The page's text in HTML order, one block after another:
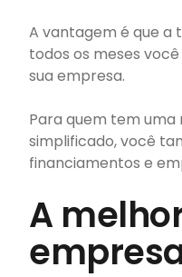
A vantagem é que a
todos os meses
sua empresa.
Para quem tem uma
simplificado, você
financiamentos e
A